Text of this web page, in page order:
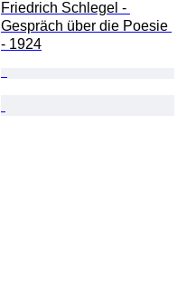
Friedrich Schlegel -
Gespräch über die Poesie
- 1924